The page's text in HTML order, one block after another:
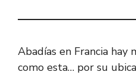
Abadías en Francia hay
como esta… por su